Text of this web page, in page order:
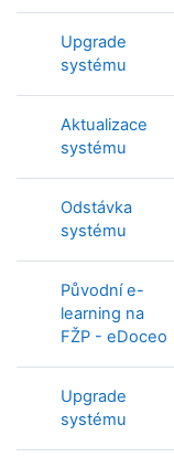
Upgrade
systému
Aktualizace
systému
Odstávka
systému
Původní e-
learning na
FŽP - eDoceo
Upgrade
systému